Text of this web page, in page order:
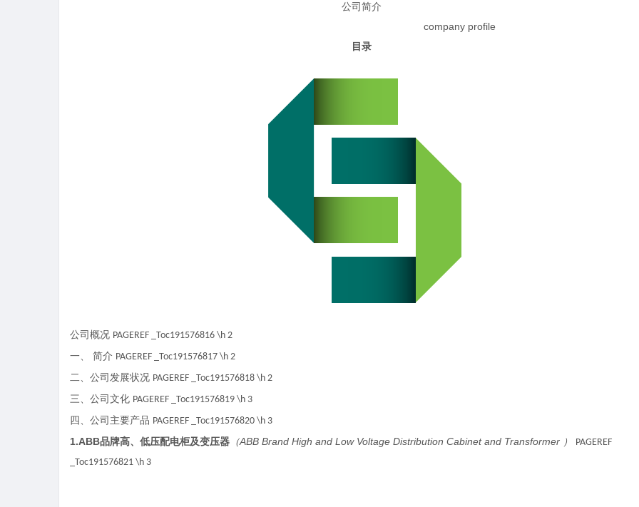
公司简介
company profile
目录
公司概况 PAGEREF _Toc191576816 \h 2
一、 简介 PAGEREF _Toc191576817 \h 2
二、公司发展状况 PAGEREF _Toc191576818 \h 2
三、公司文化 PAGEREF _Toc191576819 \h 3
四、公司主要产品 PAGEREF _Toc191576820 \h 3
1.ABB品牌高、低压配电柜及变压器 （ABB Brand High and Low Voltage Distribution Cabinet and Transformer ）
PAGEREF
_Toc191576821 \h 3